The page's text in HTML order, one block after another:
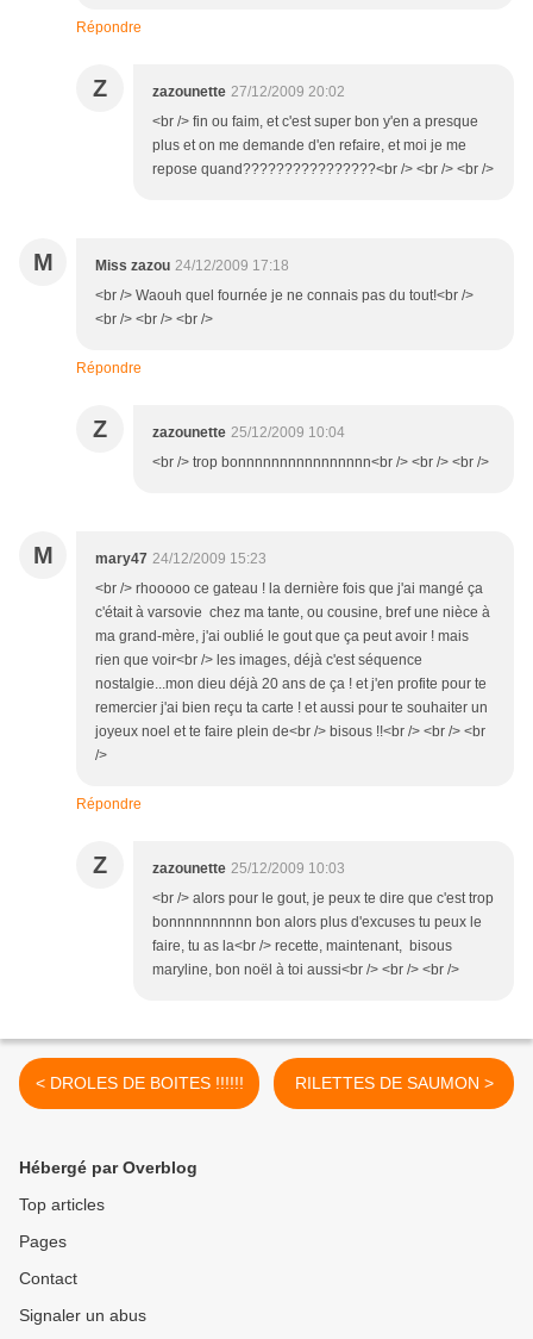
Répondre
Z zazounette 27/12/2009 20:02
<br /> fin ou faim, et c'est super bon y'en a presque
plus et on me demande d'en refaire, et moi je me
repose quand????????????????<br /> <br /> <br />
M Miss zazou 24/12/2009 17:18
<br /> Waouh quel fournée je ne connais pas du tout!<br />
<br /> <br /> <br />
Répondre
Z zazounette 25/12/2009 10:04
<br /> trop bonnnnnnnnnnnnnnnn<br /> <br /> <br />
M mary47 24/12/2009 15:23
<br /> rhooooo ce gateau ! la dernière fois que j'ai mangé ça
c'était à varsovie chez ma tante, ou cousine, bref une nièce à
ma grand-mère, j'ai oublié le gout que ça peut avoir ! mais
rien que voir<br /> les images, déjà c'est séquence
nostalgie...mon dieu déjà 20 ans de ça ! et j'en profite pour te
remercier j'ai bien reçu ta carte ! et aussi pour te souhaiter un
joyeux noel et te faire plein de<br /> bisous !!<br /> <br /> <br
/>
Répondre
Z zazounette 25/12/2009 10:03
<br /> alors pour le gout, je peux te dire que c'est trop
bonnnnnnnnnn bon alors plus d'excuses tu peux le
faire, tu as la<br /> recette, maintenant, bisous
maryline, bon noël à toi aussi<br /> <br /> <br />
< DROLES DE BOITES !!!!!! RILETTES DE SAUMON >
Hébergé par Overblog
Top articles
Pages
Contact
Signaler un abus